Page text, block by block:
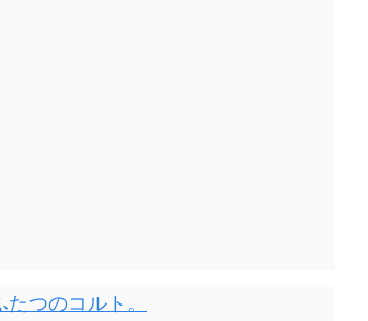
つのコルト。